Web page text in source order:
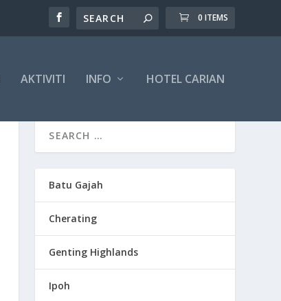
0 ITEMS
AKTIVITI INFO HOTEL CARIAN
Batu Gajah
Cherating
Genting Highlands
Ipoh